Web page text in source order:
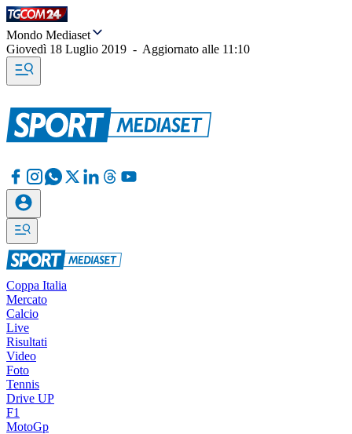
Mondo Mediaset
Giovedì 18 Luglio 2019 - Aggiornato alle 11:10
Coppa Italia
Mercato
Calcio
Live
Risultati
Video
Foto
Tennis
Drive UP
F1
MotoGp